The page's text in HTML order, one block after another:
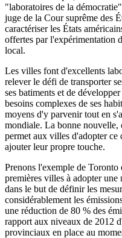
"laboratoires de la
juge de la Cour suprême des
caractériser les États
offertes par l'expérimentation
local.
Les villes font d'excellents
relever le défi de transporter
ses batiments et de
besoins complexes de ses
moyens d'y parvenir tout en
mondiale. La bonne nouvelle,
permet aux villes d'adopter
ajouter leur propre touche.
Prenons l'exemple de
premières villes à adopter
dans le but de définir les
considérablement les
une réduction de 80 % des
rapport aux niveaux de 2012
provinciaux en place au